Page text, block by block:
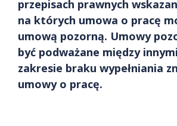
przepisach prawnych
na których umowa o pracę
umową pozorną. Umowy
być podważane między
zakresie braku wypełniania
umowy o pracę.